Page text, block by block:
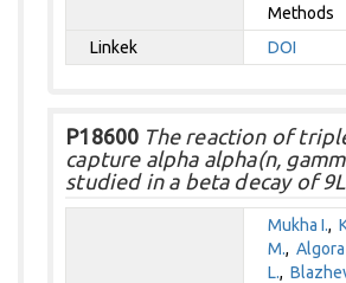
Methods
Linkek
DOI
P18600 The reaction of
capture alpha alpha(n,
studied in a beta decay of
Mukha I.,
M.,
L.,